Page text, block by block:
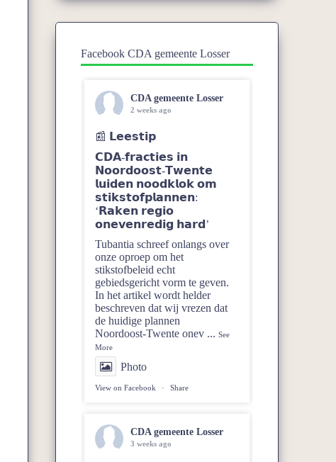
Facebook CDA gemeente Losser
CDA gemeente Losser
2 weeks ago
📰 𝗟𝗲𝗲𝘀𝘁𝗶𝗽
𝗖𝗗𝗔-𝗳𝗿𝗮𝗰𝘁𝗶𝗲𝘀 𝗶𝗻
𝗡𝗼𝗼𝗿𝗱𝗼𝗼𝘀𝘁-𝗧𝘄𝗲𝗻𝘁𝗲
𝗹𝘂𝗶𝗱𝗲𝗻 𝗻𝗼𝗼𝗱𝗸𝗹𝗼𝗸 𝗼𝗺
𝘀𝘁𝗶𝗸𝘀𝘁𝗼𝗳𝗽𝗹𝗮𝗻𝗻𝗲𝗻:
‘𝗥𝗮𝗸𝗲𝗻 𝗿𝗲𝗴𝗶𝗼
𝗼𝗻𝗲𝘃𝗲𝗻𝗿𝗲𝗱𝗶𝗴 𝗵𝗮𝗿𝗱’
Tubantia schreef onlangs over
onze oproep om het
stikstofbeleid echt
gebiedsgericht vorm te geven.
In het artikel wordt helder
beschreven dat wij vrezen dat
de huidige plannen
Noordoost‑Twente onev ... See
More
Photo
View on Facebook · Share
CDA gemeente Losser
3 weeks ago